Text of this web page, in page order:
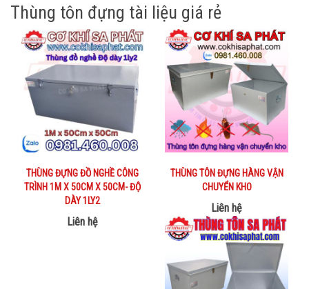
Thùng tôn đựng tài liệu giá rẻ
THÙNG ĐỰNG ĐỒ NGHỀ CÔNG
TRÌNH 1M X 50CM X 50CM- ĐỘ
DÀY 1LY2
Liên hệ
THÙNG TÔN ĐỰNG HÀNG VẬN
CHUYỂN KHO
Liên hệ